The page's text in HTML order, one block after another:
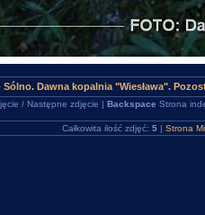
Sólno. Dawna kopalnia "Wiesława".
/ Następne zdjęcie | Backspace Strona
Całkowita ilość zdjęć: 5 | Strona